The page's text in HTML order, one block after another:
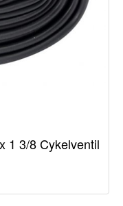
1 3/8 Cykelventil